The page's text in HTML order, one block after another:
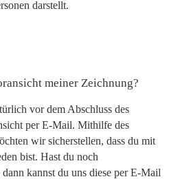
darstellt.
meiner Zeichnung?
vor dem Abschluss des
per E-Mail. Mithilfe des
wir sicherstellen, dass du mit
bist. Hast du noch
kannst du uns diese per E-Mail